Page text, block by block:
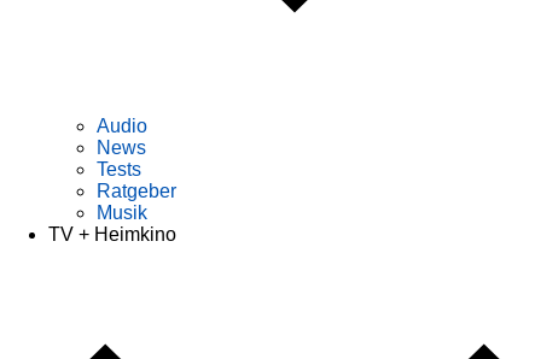
Audio
News
Tests
Ratgeber
Musik
TV + Heimkino